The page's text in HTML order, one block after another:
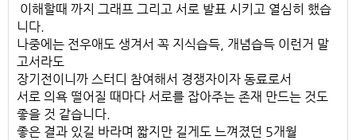
이해할때 까지 그래프 그리고 서로 발표 시키고 열심히 했습
니다.
​나중에는 전우애도 생겨서 꼭 지식습득, 개념습득 이런거 말
고서라도
장기전이니까 스터디 참여해서 경쟁자이자 동료로서
서로 의욕 떨어질 때마다 서로를 잡아주는 존재 만드는 것도
좋을 것 같습니다.
​좋은 결과 있길 바라며 짧지만 길게도 느껴졌던 5개월